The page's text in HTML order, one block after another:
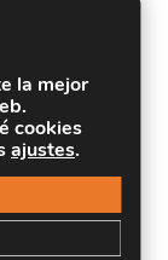
y gestión de
al ámbito
la mejor
cookies
ajustes.